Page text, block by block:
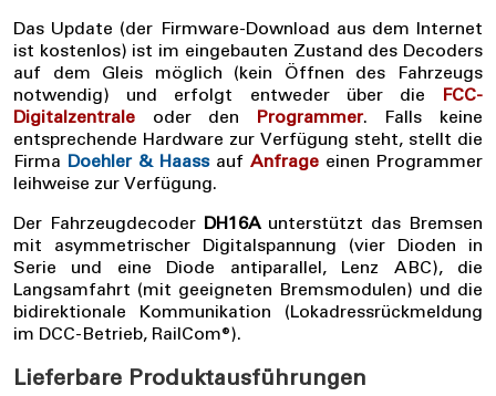
Das Update (der Firmware-Download aus dem Internet
ist kostenlos) ist im eingebauten Zustand des Decoders
auf dem Gleis möglich (kein Öffnen des Fahrzeugs
notwendig) und erfolgt entweder über die
FCC-
Digitalzentrale oder den Programmer. Falls keine
entsprechende Hardware zur Verfügung steht, stellt die
Firma Doehler & Haassauf Anfrage einen Programmer
leihweise zur Verfügung.
Der Fahrzeugdecoder DH16Aunterstützt das Bremsen
mit asymmetrischer Digitalspannung (vier Dioden in
Serie und eine Diode antiparallel, Lenz ABC), die
Langsamfahrt (mit geeigneten Bremsmodulen) und die
bidirektionale Kommunikation (Lokadressrückmeldung
im DCC-Betrieb, RailCom®).
Lieferbare Produktausführungen